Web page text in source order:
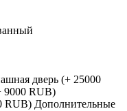
дверь (+ 25000
9000 RUB)
RUB) Дополнительные